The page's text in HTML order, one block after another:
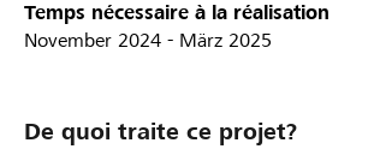
Temps nécessaire à la réalisation
November 2024 - März 2025
De quoi traite ce projet?